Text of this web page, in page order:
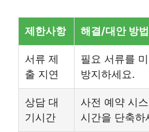
제한사항 해결/대안 방법
서류 제
출 지연
필요 서류를
방지하세요.
상담 대
기시간
사전 예약 시
시간을 단축하